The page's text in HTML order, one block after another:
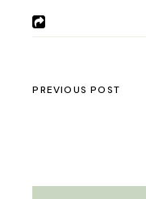
PREVIOUS POST